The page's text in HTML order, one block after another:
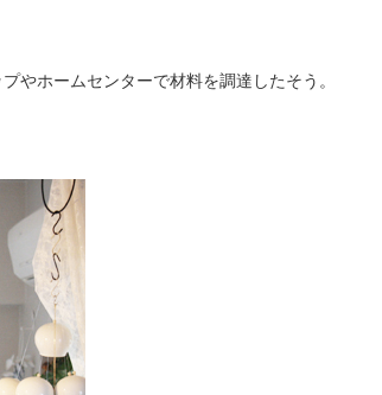
やホームセンターで材料を調達したそう。